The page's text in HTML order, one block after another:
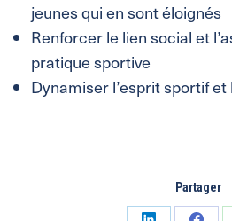
jeunes qui en sont éloignés
Renforcer le lien social et
pratique sportive
Dynamiser l’esprit sportif
Partager